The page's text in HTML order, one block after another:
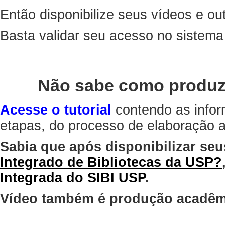
Então disponibilize seus vídeos e
Basta validar seu acesso no
Não sabe como
Acesse o tutorial contendo as
etapas, do processo de elaboração
Sabia que após disponibilizar
Integrado de Bibliotecas da USP?
Integrada do SIBI USP.
Vídeo também é produção